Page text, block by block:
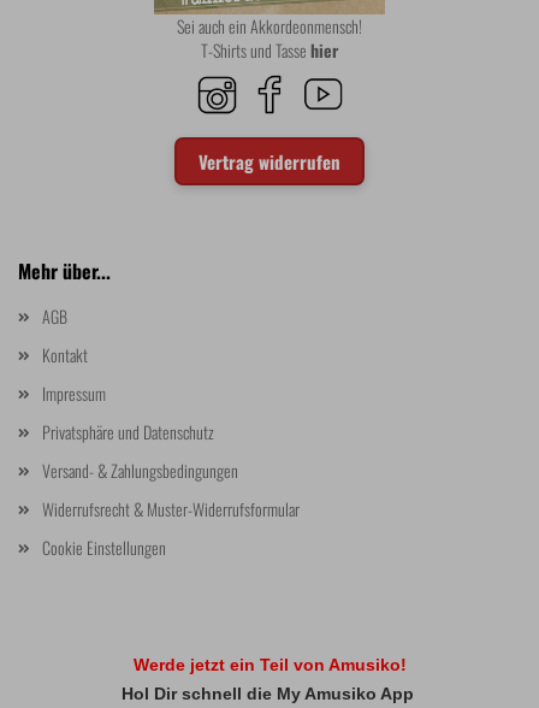
Sei auch ein Akkordeonmensch!
T-Shirts und Tassehier
Vertrag widerrufen
Mehr über...
AGB
Kontakt
Impressum
Privatsphäre und Datenschutz
Versand- & Zahlungsbedingungen
Widerrufsrecht & Muster-Widerrufsformular
Cookie Einstellungen
Werde jetzt ein Teil von Amusiko!
Hol Dir schnell die My Amusiko App